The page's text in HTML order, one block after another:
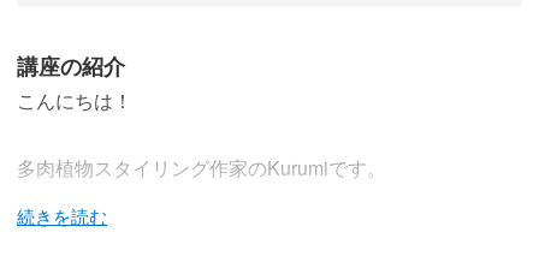
講座の紹介
こんにちは！
多肉植物スタイリング作家のKurumiです。